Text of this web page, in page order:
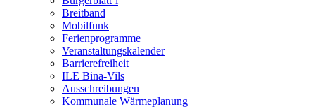
Breitband
Mobilfunk
Ferienprogramme
Veranstaltungskalender
Barrierefreiheit
ILE Bina-Vils
Ausschreibungen
Kommunale Wärmeplanung